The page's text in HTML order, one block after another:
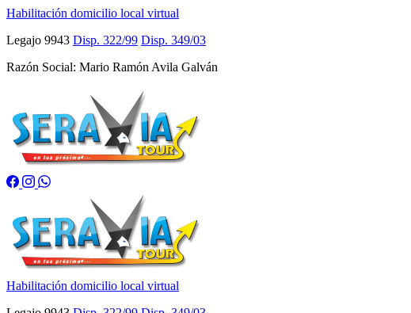
Habilitación domicilio local virtual
Legajo 9943 Disp. 322/99 Disp. 349/03
Razón Social: Mario Ramón Avila Galván
Habilitación domicilio local virtual